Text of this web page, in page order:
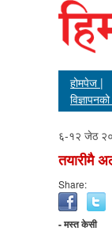
होमपेज |
६-१२ जेठ
तयारीमै
Share:
- मस्त केसी